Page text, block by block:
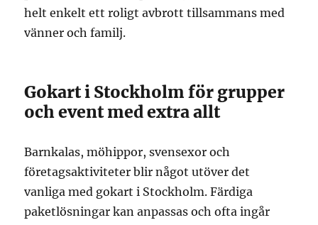
helt enkelt ett roligt avbrott tillsammans med
vänner och familj.
Gokart i Stockholm för grupper
och event med extra allt
Barnkalas, möhippor, svensexor och
företagsaktiviteter blir något utöver det
vanliga med gokart i Stockholm. Färdiga
paketlösningar kan anpassas och ofta ingår